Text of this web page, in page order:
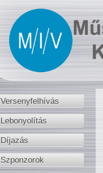
Versenyfelhívás
Lebonyolítás
Díjazás
Szponzorok